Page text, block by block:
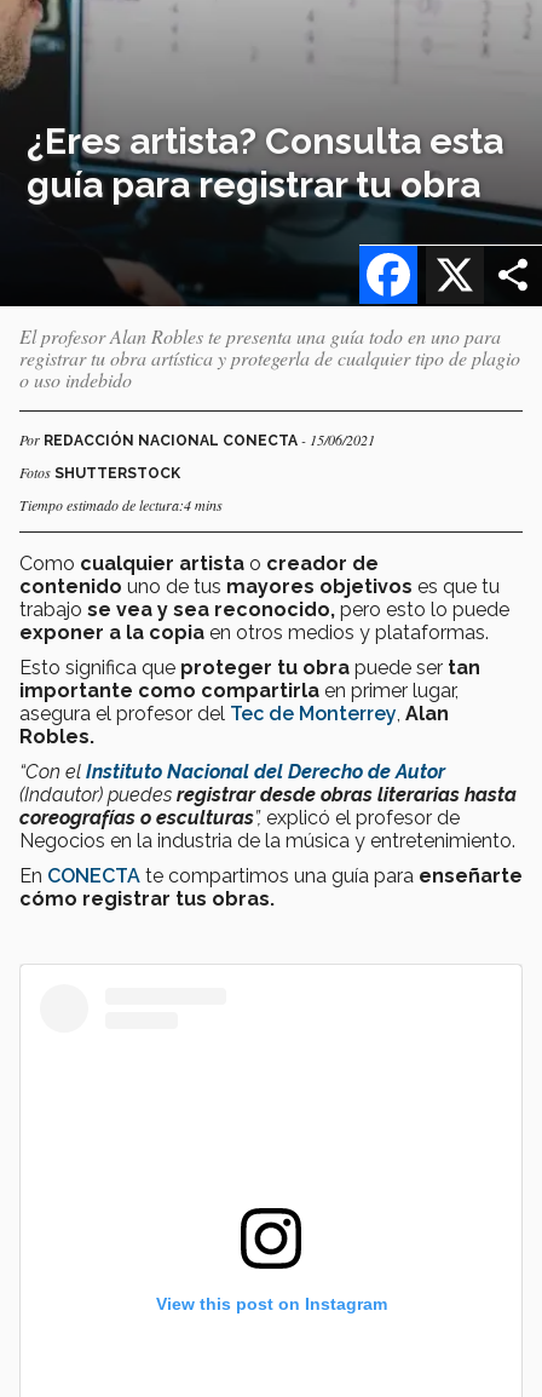
¿Eres artista? Consulta esta
guía para registrar tu obra
X
Facebook
El profesor Alan Robles te presenta una guía todo en uno para
registrar tu obra artística y protegerla de cualquier tipo de plagio
o uso indebido
Por REDACCIÓN NACIONAL CONECTA - 15/06/2021
Fotos SHUTTERSTOCK
Tiempo estimado de lectura:4 mins
Como cualquier artista o creador de
contenido uno de tus mayores objetivos es que tu
trabajo se vea y sea reconocido, pero esto lo puede
exponer a la copia en otros medios y plataformas.
Esto significa que proteger tu obra puede ser tan
importante como compartirla en primer lugar,
asegura el profesor del Tec de Monterrey Alan
Robles.
“Con el Instituto Nacional del Derecho de Autor
(Indautor) puedes registrar desde obras literarias hasta
coreografías o esculturas”, explicó el profesor de
Negocios en la industria de la música y entretenimiento.
En CONECTA te compartimos una guía para enseñarte
cómo registrar tus obras.
View this post on Instagram